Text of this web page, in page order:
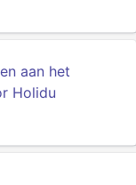
aan het
Holidu